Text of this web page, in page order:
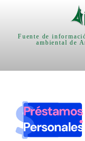
Fuente de
ambiental de